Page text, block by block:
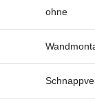
ohne